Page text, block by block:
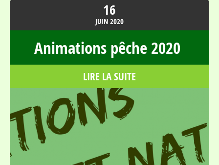
16
JUIN2020
Animations pêche 2020
LIRE LA SUITE